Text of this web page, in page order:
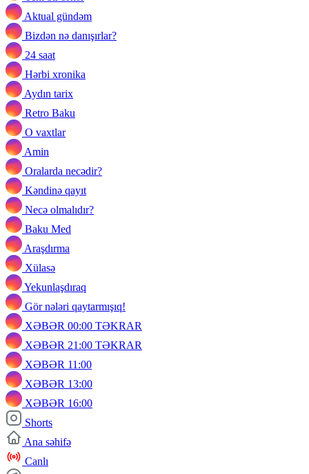
Aktual gündəm
Bizdən nə danışırlar?
24 saat
Hərbi xronika
Aydın tarix
Retro Baku
O vaxtlar
Amin
Oralarda necədir?
Kəndinə qayıt
Necə olmalıdır?
Baku Med
Araşdırma
Xülasə
Yekunlaşdıraq
Gör nələri qaytarmışıq!
XƏBƏR 00:00 TƏKRAR
XƏBƏR 21:00 TƏKRAR
XƏBƏR 11:00
XƏBƏR 13:00
XƏBƏR 16:00
Shorts
Ana səhifə
Canlı